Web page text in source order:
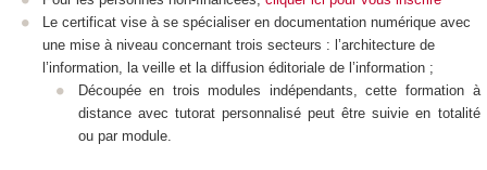
Le certificat vise à se spécialiser en documentation numérique avec
une mise à niveau concernant trois secteurs : l’architecture de
l’information, la veille et la diffusion éditoriale de l’information ;
Découpée en trois modules indépendants, cette formation à
distance avec tutorat personnalisé peut être suivie en totalité
ou par module.